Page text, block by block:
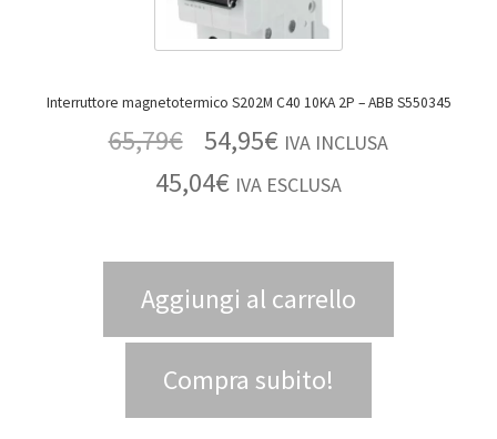
Interruttore magnetotermico S202M C40 10KA 2P – ABB S550345
65,79€ 54,95€ IVA INCLUSA
45,04€ IVA ESCLUSA
Aggiungi al carrello
Compra subito!